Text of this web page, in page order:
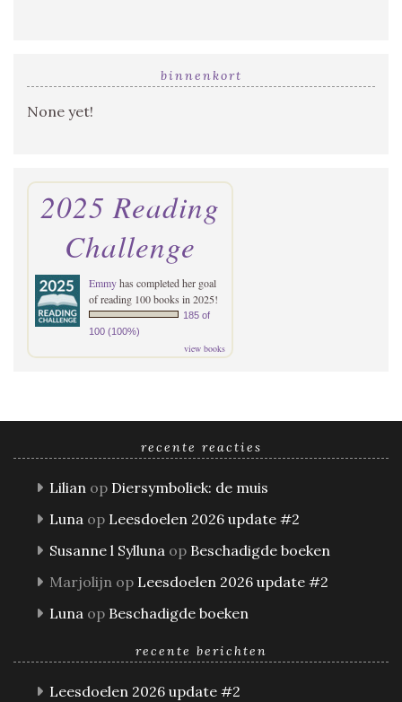
binnenkort
None yet!
2025 Reading
Challenge
Emmyhas completed her goal
of reading 100 books in 2025!
185 of
100 (100%)
view books
recente reacties
Lilian op Diersymboliek: de muis
Luna op Leesdoelen 2026 update #2
Susanne l Sylluna op Beschadigde boeken
Marjolijn op Leesdoelen 2026 update #2
Luna op Beschadigde boeken
recente berichten
Leesdoelen 2026 update #2